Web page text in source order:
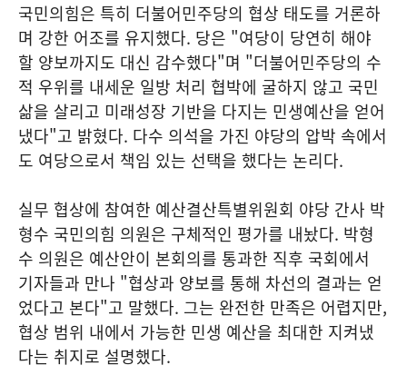
국민의힘은 특히 더불어민주당의 협상 태도를 거론하
며 강한 어조를 유지했다. 당은 "여당이 당연히 해야
할 양보까지도 대신 감수했다"며 "더불어민주당의 수
적 우위를 내세운 일방 처리 협박에 굴하지 않고 국민
삶을 살리고 미래성장 기반을 다지는 민생예산을 얻어
냈다"고 밝혔다. 다수 의석을 가진 야당의 압박 속에서
도 여당으로서 책임 있는 선택을 했다는 논리다.
실무 협상에 참여한 예산결산특별위원회 야당 간사 박
형수 국민의힘 의원은 구체적인 평가를 내놨다. 박형
수 의원은 예산안이 본회의를 통과한 직후 국회에서
기자들과 만나 "협상과 양보를 통해 차선의 결과는 얻
었다고 본다"고 말했다. 그는 완전한 만족은 어렵지만,
협상 범위 내에서 가능한 민생 예산을 최대한 지켜냈
다는 취지로 설명했다.